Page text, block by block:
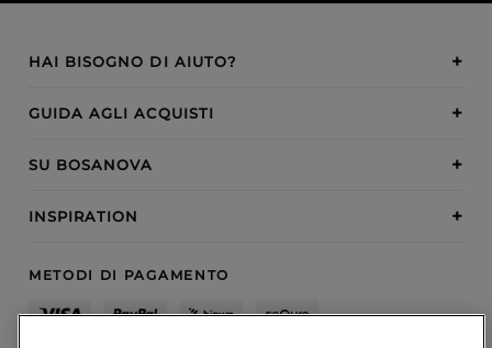
HAI BISOGNO DI AIUTO?
GUIDA AGLI ACQUISTI
SU BOSANOVA
INSPIRATION
METODI DI PAGAMENTO